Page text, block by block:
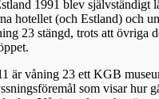
1991 blev självständigt
hotellet (och Estland) och
23 stängd, trots att övriga
är våning 23 ett KGB
som visar hur